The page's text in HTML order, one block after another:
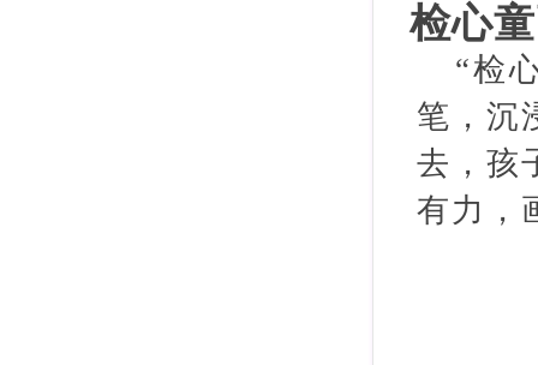
检心
“检
笔，沉
去，孩
有力，